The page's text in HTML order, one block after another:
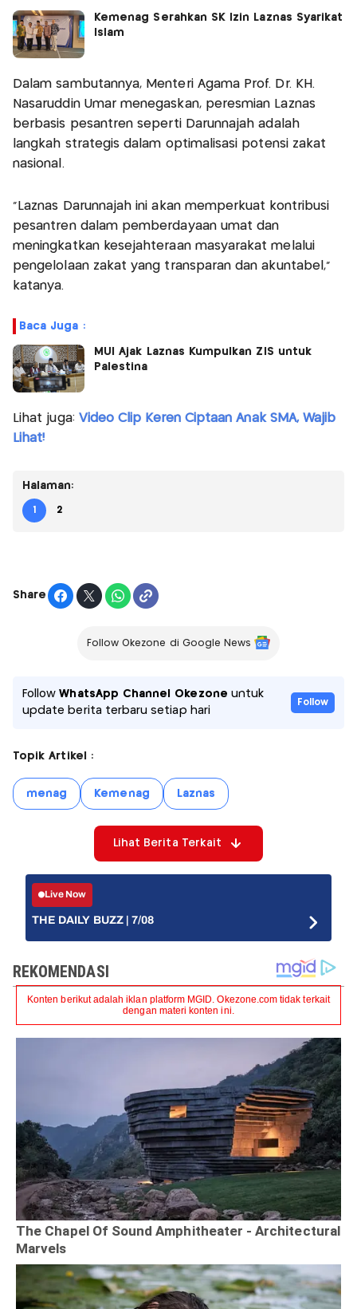
Kemenag Serahkan SK Izin Laznas Syarikat
Islam
Dalam sambutannya, Menteri Agama Prof. Dr. KH.
Nasaruddin Umar menegaskan, peresmian Laznas
berbasis pesantren seperti Darunnajah adalah
langkah strategis dalam optimalisasi potensi zakat
nasional.
"Laznas Darunnajah ini akan memperkuat kontribusi
pesantren dalam pemberdayaan umat dan
meningkatkan kesejahteraan masyarakat melalui
pengelolaan zakat yang transparan dan akuntabel,"
katanya.
Baca Juga :
MUI Ajak Laznas Kumpulkan ZIS untuk
Palestina
Lihat juga: Video Clip Keren Ciptaan Anak SMA, Wajib
Lihat!
Halaman:
1 2
Share
Follow Okezone di Google News
FollowWhatsApp Channel Okezone untuk
update berita terbaru setiap hari
Follow
Topik Artikel :
menag Kemenag Laznas
Lihat Berita Terkait
Live Now
THE DAILY BUZZ | 7/08